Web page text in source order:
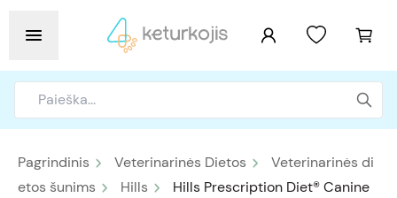
Pagrindinis Veterinarinės Dietos
Veterinarinės di
etos šunims
Hills
Hills Prescription Diet® Canine